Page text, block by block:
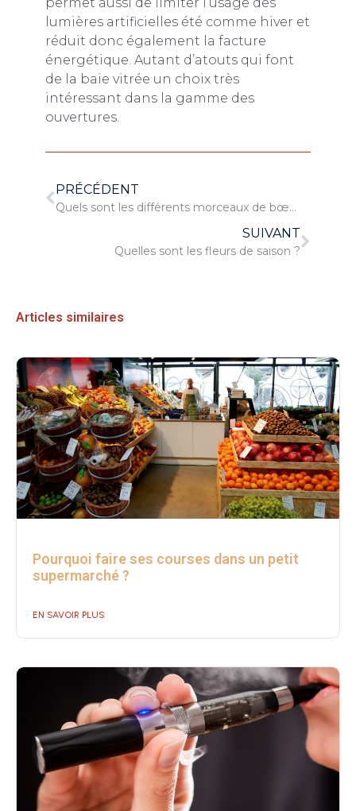
lumières artificielles été comme hiver et
réduit donc également la facture
énergétique. Autant d’atouts qui font
de la baie vitrée un choix très
intéressant dans la gamme des
ouvertures.
PRÉCÉDENT
Quels sont les différents morceaux de bœuf ?
SUIVANT
Quelles sont les fleurs de saison ?
Articles similaires
Pourquoi faire ses courses dans un petit
supermarché ?
EN SAVOIR PLUS